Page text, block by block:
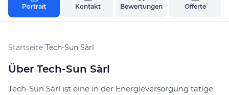
Portrait Kontakt Bewertungen Offerte
Startseite/Tech-Sun Sàrl
Über Tech-Sun Sàrl
Tech-Sun Sàrl ist eine in der Energieversorgung tätige